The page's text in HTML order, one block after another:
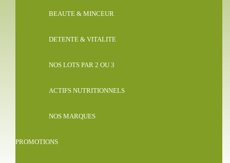
BEAUTE & MINCEUR
DETENTE & VITALITE
NOS LOTS PAR 2 OU 3
ACTIFS NUTRITIONNELS
NOS MARQUES
PROMOTIONS